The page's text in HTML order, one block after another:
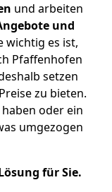
und arbeiten
und
wichtig es ist,
Pfaffenhofen
setzen
zu bieten.
oder ein
umgezogen
für Sie.